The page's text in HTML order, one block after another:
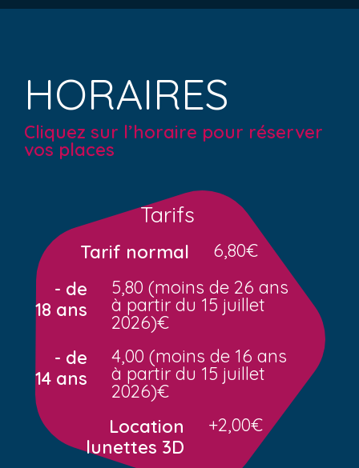
HORAIRES
Cliquez sur l’horaire pour réserver
vos places
Tarifs
Tarif normal
6,80€
- de
18 ans
5,80 (moins de 26 ans
à partir du 15 juillet
2026)€
- de
14 ans
4,00 (moins de 16 ans
à partir du 15 juillet
2026)€
Location
lunettes 3D
+2,00€